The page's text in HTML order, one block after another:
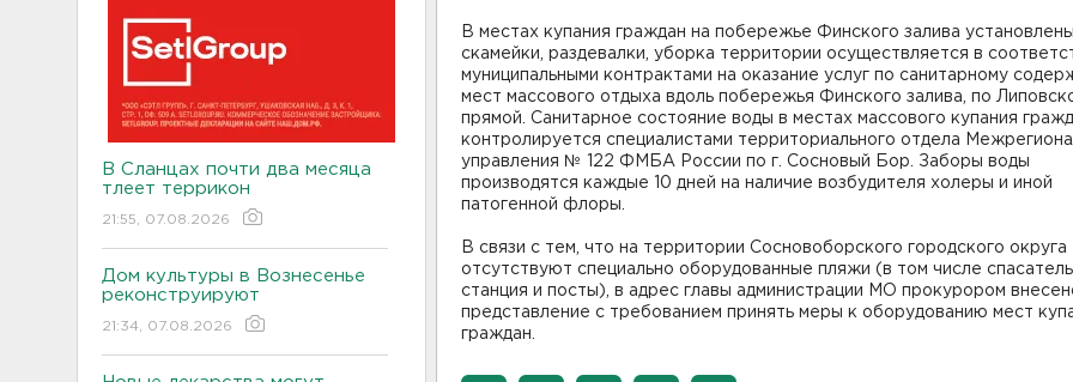
В Сланцах почти два месяца
тлеет террикон
21:55, 07.08.2026
Дом культуры в Вознесенье
реконструируют
21:34, 07.08.2026
В местах купания граждан на побережье Финского залива
скамейки, раздевалки, уборка территории осуществляется в
муниципальными контрактами на оказание услуг по санитарному
мест массового отдыха вдоль побережья Финского залива, по
прямой. Санитарное состояние воды в местах массового купания
контролируется специалистами территориального отдела
управления № 122 ФМБА России по г. Сосновый Бор. Заборы воды
производятся каждые 10 дней на наличие возбудителя холеры и иной
патогенной флоры.
В связи с тем, что на территории Сосновоборского городского округа
отсутствуют специально оборудованные пляжи (в том числе
станция и посты), в адрес главы администрации МО прокурором
представление с требованием принять меры к оборудованию мест
граждан.